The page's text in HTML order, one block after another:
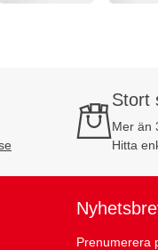
Stort
Mer än
Hitta
Prenumerera